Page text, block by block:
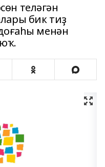
теләгән
бик тиҙ
менән